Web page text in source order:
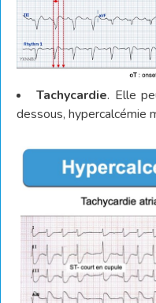
Tachycardie. Elle
dessous, hypercalcémie